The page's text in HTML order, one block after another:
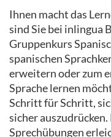
Ihnen macht das
sind Sie bei inlingua
Gruppenkurs
spanischen
erweitern oder zum
Sprache lernen
Schritt für Schritt,
sicher
Sprechübungen